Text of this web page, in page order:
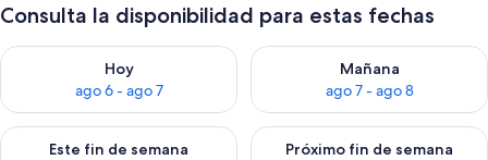
Consulta la disponibilidad para estas fechas
Hoy
ago 6 - ago 7
Consulta la disponibilidad para hoy ago 6 - ago 7
Mañana
ago 7 - ago 8
Consulta la disponibilidad
Este fin de semana
Consulta la disponibilidad para este fin de semana ago 7 -
Próximo fin de semana
Consulta la disponibilidad